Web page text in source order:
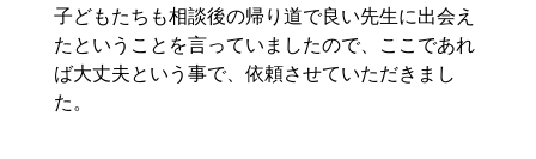
子どもたちも相談後の帰り道で良い先生に出会え
たということを言っていましたので、ここであれ
ば大丈夫という事で、依頼させていただきまし
た。